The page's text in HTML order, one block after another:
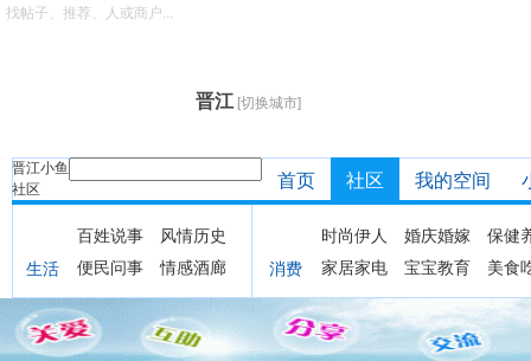
晋江 [切换城市]
晋江小鱼
社区
找帖子、推荐、人或商户...
首页 社区 我的空间
生活
百姓说事
风情历史
便民问事
情感酒廊 消费
时尚伊人 婚庆婚嫁
保健
家居家电
宝宝教育 美食